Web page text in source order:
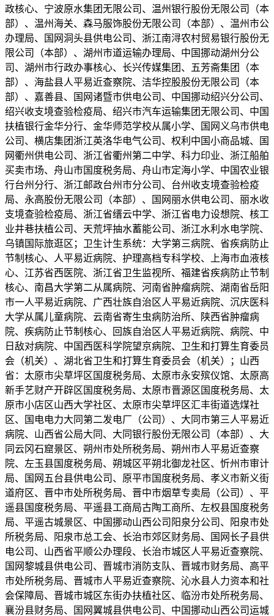
政核心、宁波原水集团无限公司、温州银行股份无限公司（本
部）、温州海关、森马服饰股份无限公司（本部）、温州市公
办理局、国网洞头县供电公司、浙江南浔农村贸易银行股份无
限公司（本部）、湖州市道运输办理局、中国挪动湖州分公
司、湖州市行政办事核心、长兴传媒集团、五芳斋集团（本
部）、海盐县人平易近查察院、洁华控股股份无限公司（本
部）、嘉善县、国网诸暨市供电公司、中国挪动绍兴分公司、
绍兴收支境查验检疫局、绍兴市汽车运输集团无限公司、中国
扶植银行金华分行、金华师范学校从属小学、国网义乌市供电
公司、横店集团浙江英洛华电气公司、权利中国小商品城、国
网衢州供电公司、浙江省衢州第二中学、科力印业、浙江船舶
买卖市场、舟山市国度税务局、舟山市定海小学、中国农业银
行台州分行、浙江邮政台州市分公司、台州收支境查验检疫
局、永高股份无限公司（本部）、国网丽水供电公司、丽水收
支境查验检疫局、浙江省缙云中学、浙江省电力设想院、核工
业井巷扶植公司、天荒坪抽水蓄能公司、浙江水利水电学院、
乌镇国际旅逛区；卫生计生系统：大学第三病院、省疾病防止
节制核心、人平易近病院、护理高档专科学校、上海市血液核
心、江苏省西医院、浙江省卫生监视所、福建省疾病防止节制
核心、南昌大学第二从属病院、河南省肿瘤病院、湖南省岳阳
市一人平易近病院、广西壮族自治区人平易近病院、沉庆医科
大学从属儿童病院、云南省寄生虫病防治所、陕西省肿瘤病
院、疾病防止节制核心、回族自治区人平易近病院、病院、中
日敌对病院、中国西医科学院望京病院、卫生和打算生育委员
会（机关）、湖北省卫生和打算生育委员会（机关）；山西
省：太原市尖草坪区国度税务局、太原市永安殡仪馆、太原高
新手艺财产开辟区国度税务局、太原市晋源区国度税务局、太
原市小店区山西大学社区、太原市尖草坪区汇丰街道选煤社
区、国电电力大同第二发电厂（公司）、大同市第三人平易近
病院、山西省公局大同、大同银行股份无限公司（本部）、大
同云冈石窟景区、朔州市处所税务局、朔州市人平易近查察
院、左玉县国度税务局、朔城区平朔北御龙社区、忻州市审计
局、国网五台县供电公司、原平市国度税务局、孝义市新义街
道府区、晋中市处所税务局、晋中市烟草专卖局（公司）、平
遥县国度税务局、平遥县工商局古陶工商所、左权县国度税务
局、平遥古城景区、中国挪动山西公司阳泉分公司、阳泉市处
所税务局、阳泉市总工会、长治市郊区财务局、国网长子县供
电公司、山西省平顺公办理段、长治市城区人平易近查察院、
国网黎城县供电公司、晋城市消防支队、晋城市财务局、高平
市处所税务局、晋城市人平易近查察院、沁水县人力资本和社
会保障局、晋城市城区东街办扶植社区、临汾市处所税务局、
襄汾县财务局、国网翼城县供电公司、中国挪动山西公司运城